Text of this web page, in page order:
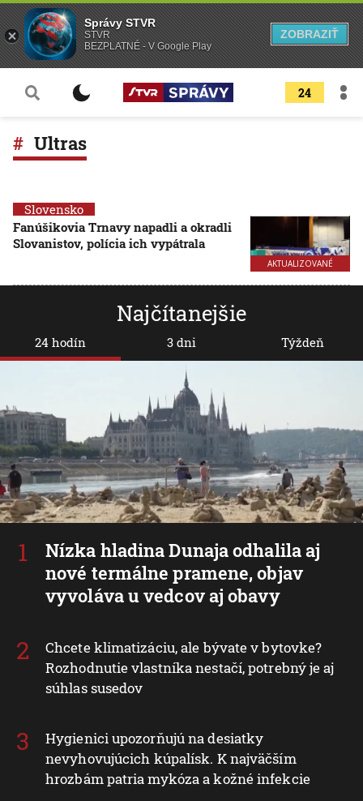
24
Ultras
AKTUALIZOVANÉ
Slovensko
Fanúšikovia Trnavy napadli a okradli
Slovanistov, polícia ich vypátrala
Najčítanejšie
24 hodín
Nízka hladina Dunaja odhalila aj
nové termálne pramene, objav
vyvoláva u vedcov aj obavy
Chcete klimatizáciu, ale bývate v bytovke?
Rozhodnutie vlastníka nestačí, potrebný je aj
súhlas susedov
Hygienici upozorňujú na desiatky
nevyhovujúcich kúpalísk. K najväčším
hrozbám patria mykóza a kožné infekcie
3 dni Týždeň
Správy STVR
STVR
BEZPLATNÉ - V Google Play
ZOBRAZIŤ